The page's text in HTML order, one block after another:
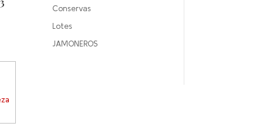
Conservas
Lotes
JAMONEROS